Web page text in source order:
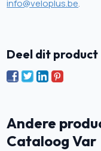
info@veloplus.be.
Deel dit product
Andere
Cataloog Var